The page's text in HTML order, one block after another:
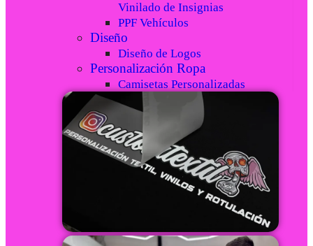
Vinilado de Insignias
PPF Vehículos
Diseño
Diseño de Logos
Personalización Ropa
Camisetas Personalizadas